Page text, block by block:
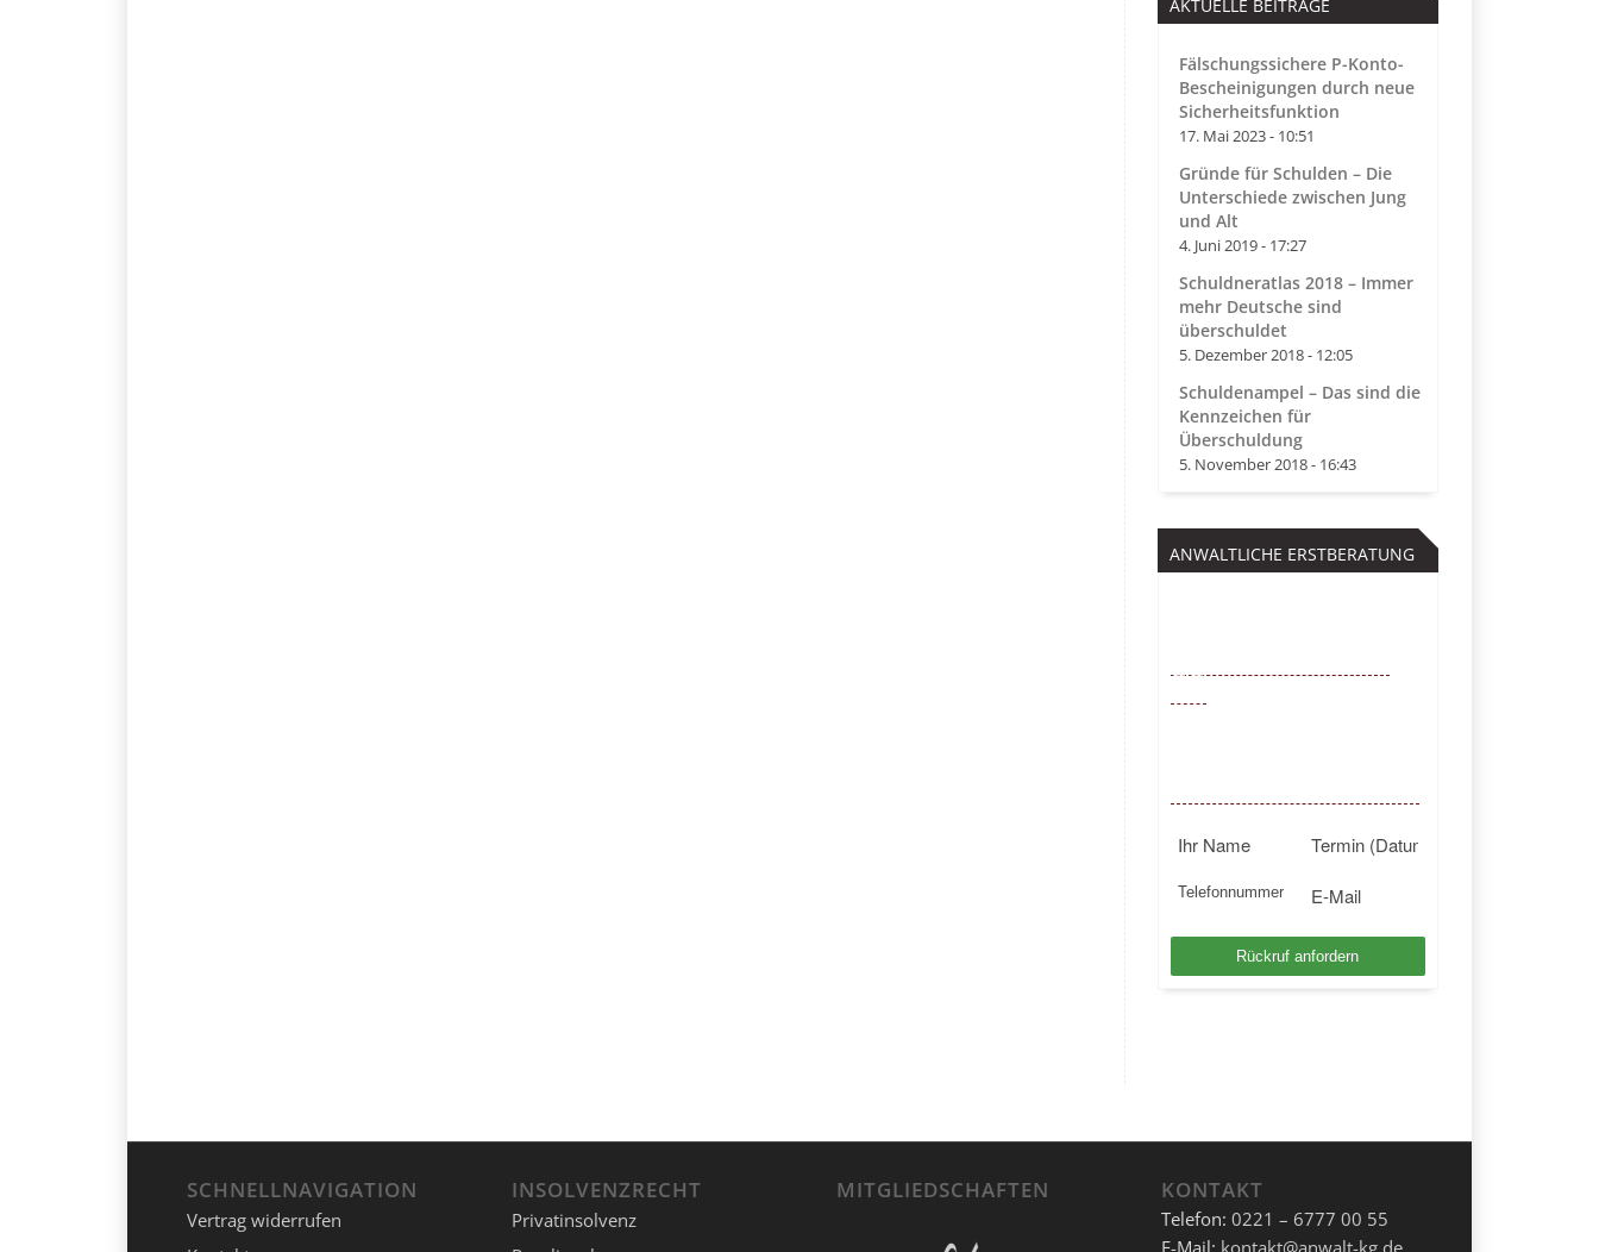
AKTUELLE BEITRÄGE
Fälschungssichere P-Konto-
Bescheinigungen durch neue
Sicherheitsfunktion
17. Mai 2023 - 10:51
Gründe für Schulden – Die
Unterschiede zwischen Jung
und Alt
4. Juni 2019 - 17:27
Schuldneratlas 2018 – Immer
mehr Deutsche sind
überschuldet
5. Dezember 2018 - 12:05
Schuldenampel – Das sind die
Kennzeichen für
Überschuldung
5. November 2018 - 16:43
ANWALTLICHE ERSTBERATUNG
55
SCHNELLNAVIGATION
Vertrag widerrufen
INSOLVENZRECHT
Privatinsolvenz
MITGLIEDSCHAFTEN KONTAKT
Telefon: 0221 – 6777 00 55
E-Mail: kontakt@anwalt-kg.de